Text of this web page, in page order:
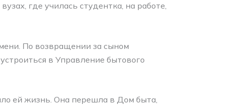
где училась студентка, на работе,
По возвращении за сыном
в Управление бытового
ей жизнь. Она перешла в Дом быта,